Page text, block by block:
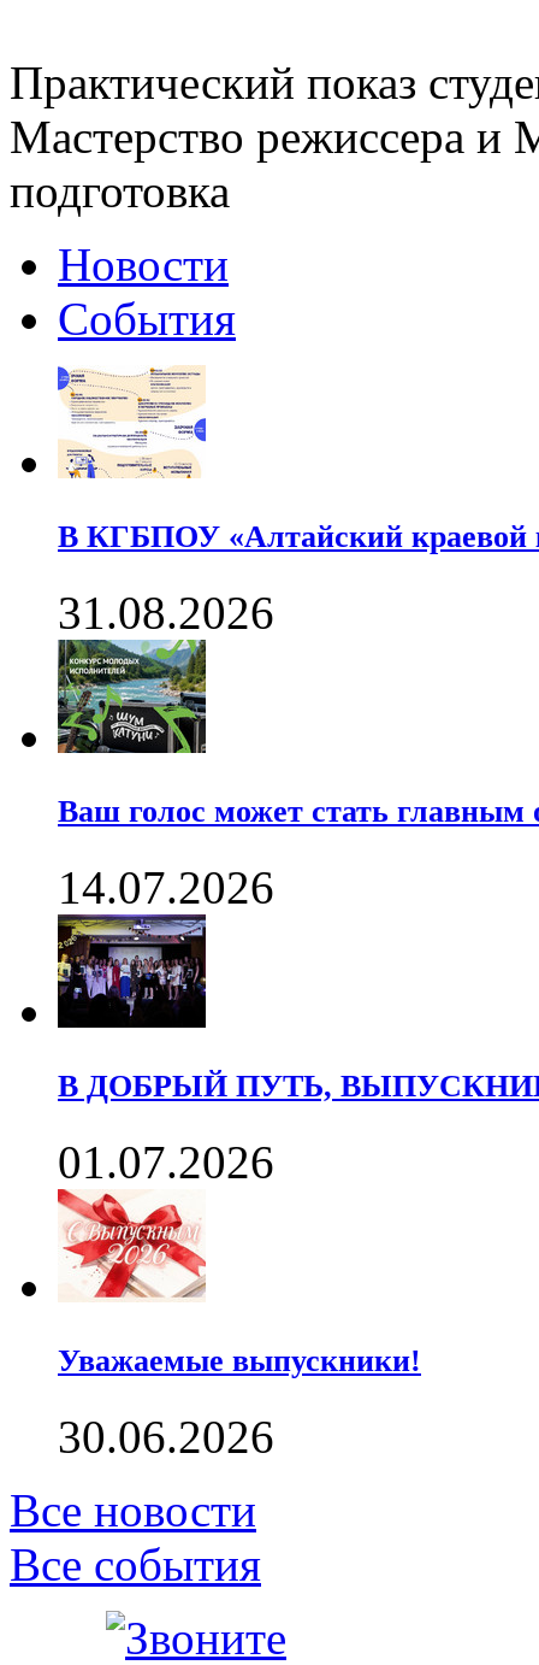
Практический показ
Мастерство режиссера
подготовка
Новости
События
В КГБПОУ «Алтайский краевой
31.08.2026
Ваш голос может стать
14.07.2026
В ДОБРЫЙ ПУТЬ,
01.07.2026
Уважаемые выпускники!
30.06.2026
Все новости
Все события